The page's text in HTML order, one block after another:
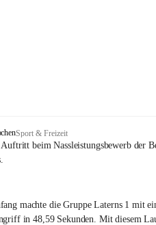
Sport & Freizeit
Auftritt beim Nassleistungsbewerb der
machte die Gruppe Laterns 1 mit
in 48,59 Sekunden. Mit diesem